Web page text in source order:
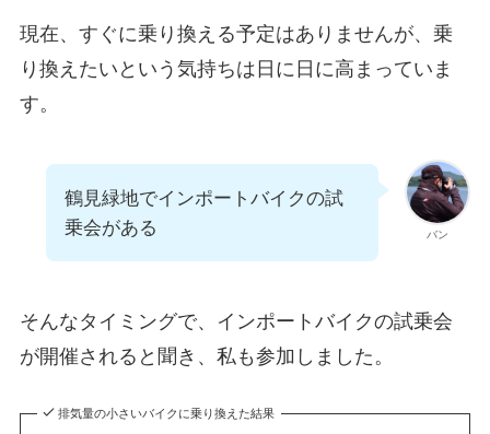
現在、すぐに乗り換える予定はありませんが、乗
り換えたいという気持ちは日に日に高まっていま
す。
バン
鶴見緑地でインポートバイクの試
乗会がある
そんなタイミングで、インポートバイクの試乗会
が開催されると聞き、私も参加しました。
排気量の小さいバイクに乗り換えた結果